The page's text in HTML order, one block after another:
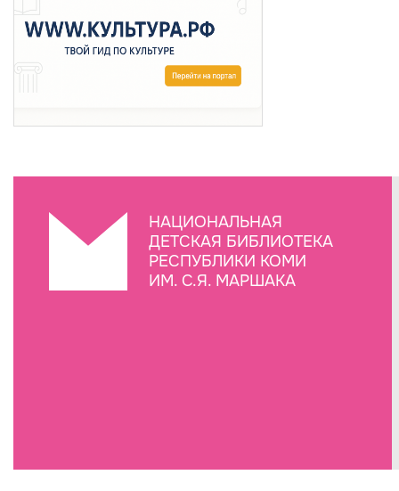
НАЦИОНАЛЬНАЯ
ДЕТСКАЯ БИБЛИОТЕКА
РЕСПУБЛИКИ КОМИ
ИМ. С.Я. МАРШАКА